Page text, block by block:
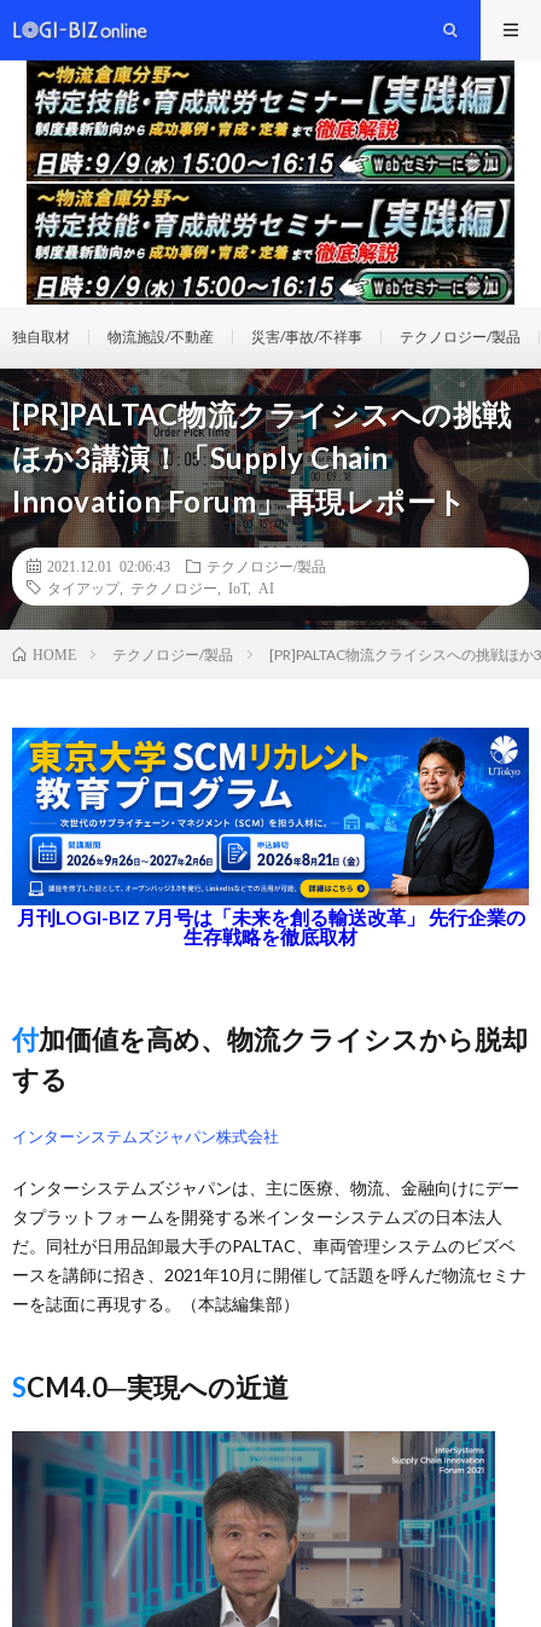
独自取材 物流施設/不動産 災害/事故/不祥事 テクノロジー/製品
[PR]PALTAC物流クライシスへの挑戦
ほか3講演！「Supply Chain
Innovation Forum」再現レポート
2021.12.01 02:06:43
テクノロジー/製品
タイアップ, テクノロジー IoT, AI
HOME テクノロジー/製品 [PR]PALTAC物流クライシスへの挑戦ほ
月刊LOGI-BIZ 7月号は「未来を創る輸送改革」 先行企業の
生存戦略を徹底取材
付加価値を高め、物流クライシスから脱却
する
インターシステムズジャパン株式会社
インターシステムズジャパンは、主に医療、物流、金融向けにデー
タプラットフォームを開発する米インターシステムズの日本法人
だ。同社が日用品卸最大手のPALTAC、車両管理システムのビズベ
ースを講師に招き、2021年10月に開催して話題を呼んだ物流セミナ
ーを誌面に再現する。（本誌編集部）
SCM4.0─実現への近道